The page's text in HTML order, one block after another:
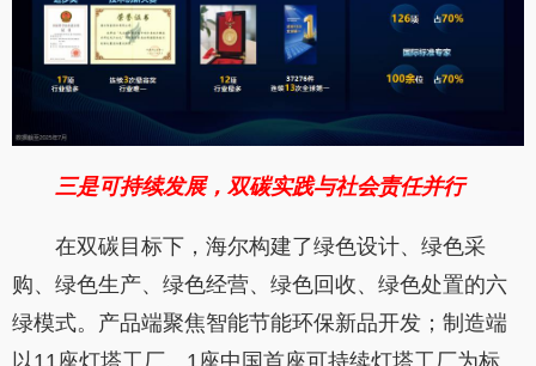
三是可持续发展，双碳实践与社会责任并行
在双碳目标下，海尔构建了绿色设计、绿色采
购、绿色生产、绿色经营、绿色回收、绿色处置的六
绿模式。产品端聚焦智能节能环保新品开发；制造端